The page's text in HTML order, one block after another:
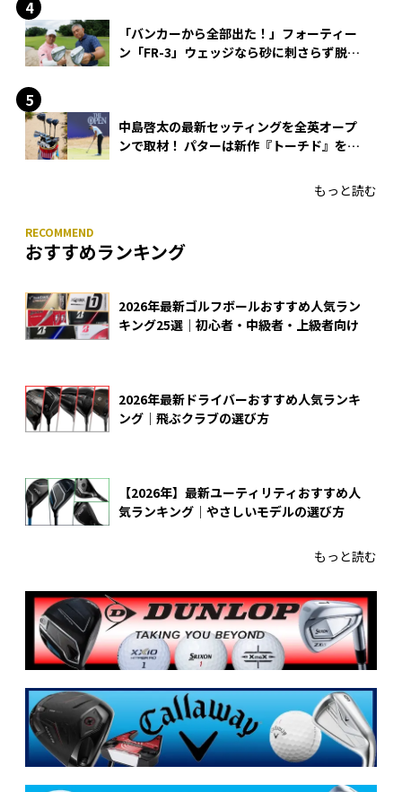
「バンカーから全部出た！」フォーティー
ン「FR-3」ウェッジなら砂に刺さらず脱出
中島啓太の最新セッティングを全英オープ
ンで取材！ パターは新作『トーチド』を投
もっと読む
おすすめランキング
2026年最新ゴルフボールおすすめ人気ラン
キング25選｜初心者・中級者・上級者向け
2026年最新ドライバーおすすめ人気ランキ
ング｜飛ぶクラブの選び方
【2026年】最新ユーティリティおすすめ人
気ランキング｜やさしいモデルの選び方
もっと読む